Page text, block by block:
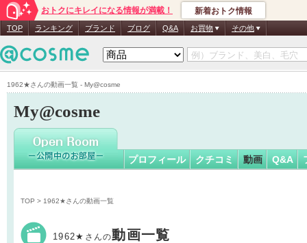
1962★さんの動画一覧 - My@cosme
おトクにキレイになる情報が満載！ 新着おトク情報
TOP ランキング ブランド ブログ Q&A お買物 その他
My@cosme
1962★さ
プロフィール クチコミ 動画 Q&A
TOP > 1962★さんの動画一覧
1962★ さんの動画一覧